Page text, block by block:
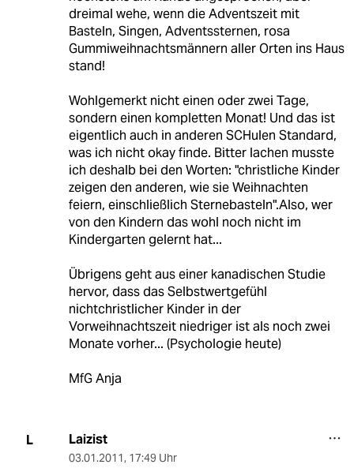
dreimal wehe, wenn die Adventszeit mit
Basteln, Singen, Adventssternen, rosa
Gummiweihnachtsmännern aller Orten ins Haus
stand!
Wohlgemerkt nicht einen oder zwei Tage,
sondern einen kompletten Monat! Und das ist
eigentlich auch in anderen SCHulen Standard,
was ich nicht okay finde. Bitter lachen musste
ich deshalb bei den Worten: "christliche Kinder
zeigen den anderen, wie sie Weihnachten
feiern, einschließlich Sternebasteln".Also, wer
von den Kindern das wohl noch nicht im
Kindergarten gelernt hat...
Übrigens geht aus einer kanadischen Studie
hervor, dass das Selbstwertgefühl
nichtchristlicher Kinder in der
Vorweihnachtszeit niedriger ist als noch zwei
Monate vorher... (Psychologie heute)
MfG Anja
L Laizist
03.01.2011, 17:49 Uhr